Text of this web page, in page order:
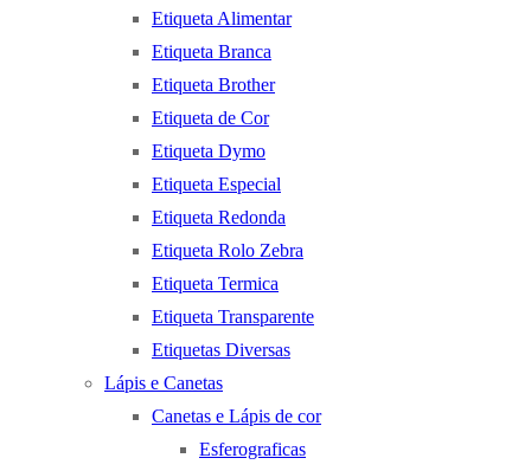
Etiqueta Alimentar
Etiqueta Branca
Etiqueta Brother
Etiqueta de Cor
Etiqueta Dymo
Etiqueta Especial
Etiqueta Redonda
Etiqueta Rolo Zebra
Etiqueta Termica
Etiqueta Transparente
Etiquetas Diversas
Lápis e Canetas
Canetas e Lápis de cor
Esferograficas